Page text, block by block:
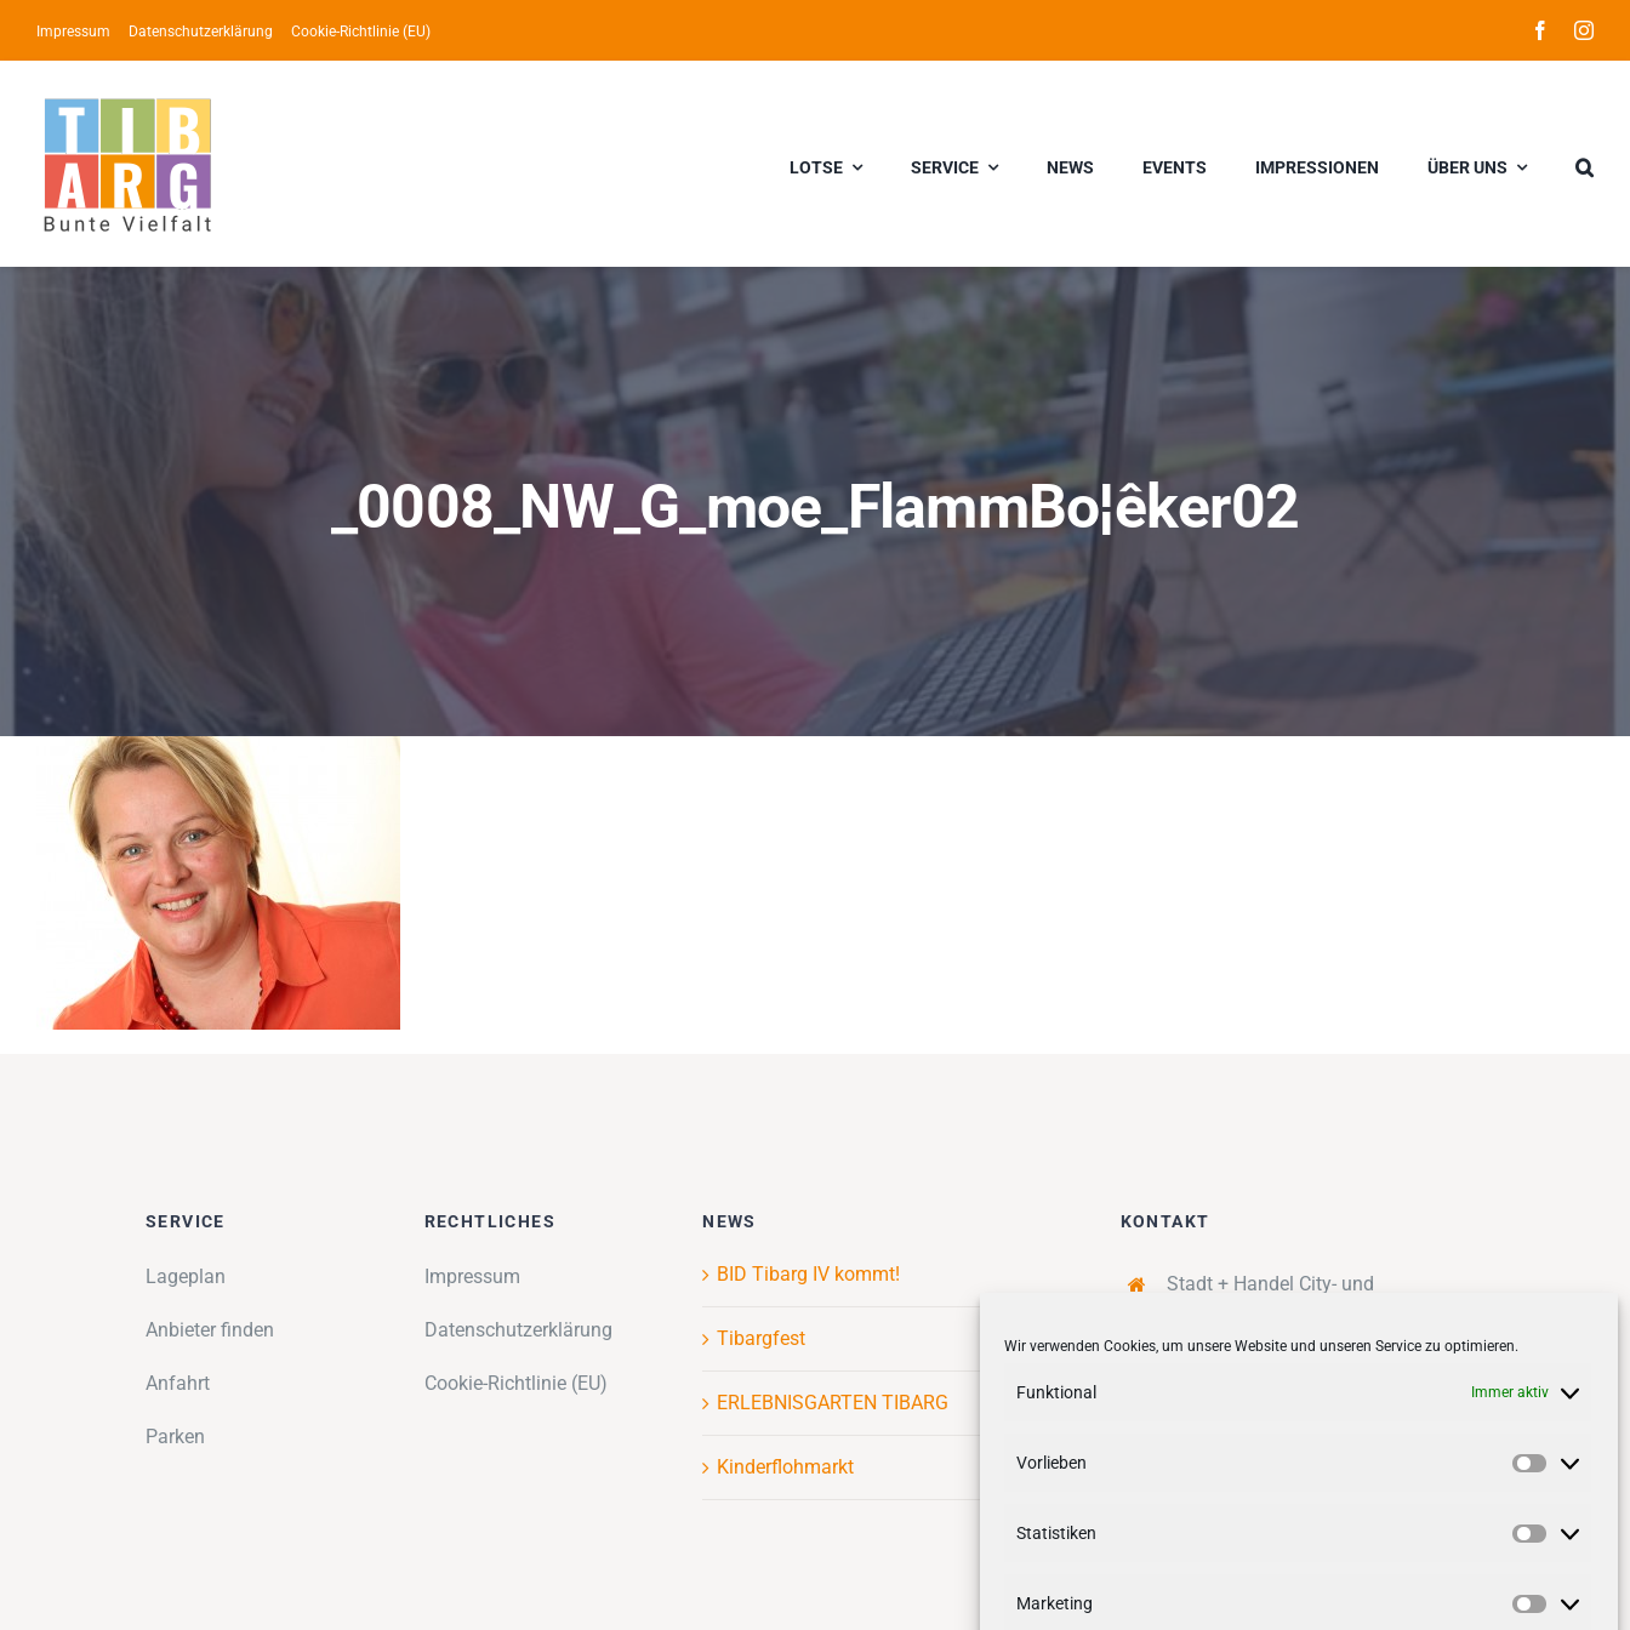
Wir verwenden Cookies, um unsere Website und unseren Service zu optimieren.
Funktional Immer aktiv
Vorlieben
Statistiken
Marketing
Inhalt
springen
Impressum Datenschutzerklärung Cookie-Richtlinie (EU)
LOTSE SERVICE NEWS EVENTS IMPRESSIONEN ÜBER UNS
_0008_NW_G_moe_FlammBo¦êker02
SERVICE
Lageplan
Anbieter finden
Anfahrt
Parken
RECHTLICHES
Impressum
Datenschutzerklärung
Cookie-Richtlinie (EU)
NEWS
BID Tibarg IV kommt!
Tibargfest
ERLEBNISGARTEN TIBARG
Kinderflohmarkt
KONTAKT
Stadt + Handel City- und
Quartiersmanagement